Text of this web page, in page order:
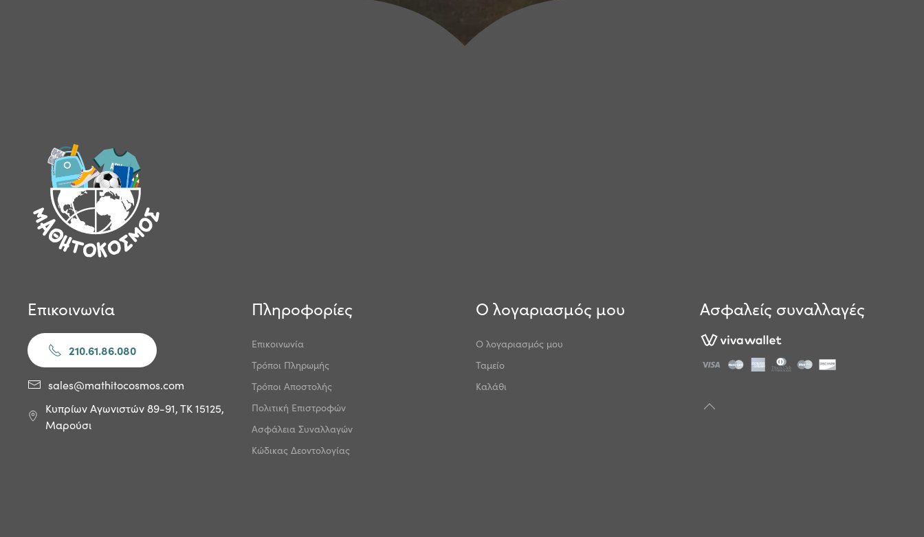
Επικοινωνία
210.61.86.080
sales@mathitocosmos.com
Κυπρίων Αγωνιστών 89-91, ΤΚ 15125,
Μαρούσι
Πληροφορίες
Επικοινωνία
Τρόποι Πληρωμής
Τρόποι Αποστολής
Πολιτική Επιστροφών
Ασφάλεια Συναλλαγών
Κώδικας Δεοντολογίας
Ο λογαριασμός μου
Ο λογαριασμός μου
Ταμείο
Καλάθι
Ασφαλείς συναλλαγές